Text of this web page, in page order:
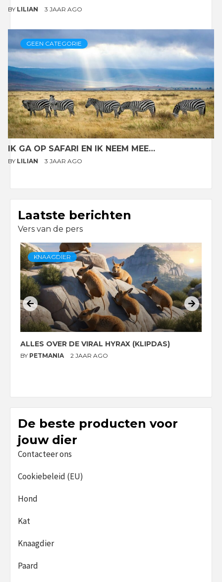
BY LILIAN 3 JAAR AGO
GEEN CATEGORIE
IK GA OP SAFARI EN IK NEEM MEE…
BY LILIAN 3 JAAR AGO
Laatste berichten
Vers van de pers
KNAAGDIER
ALLES OVER DE VIRAL HYRAX (KLIPDAS)
BY PETMANIA 2 JAAR AGO
De beste producten voor
jouw dier
Contacteer ons
Cookiebeleid (EU)
Hond
Kat
Knaagdier
Paard